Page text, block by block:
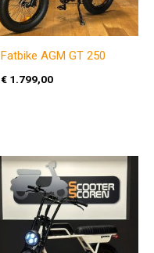
Fatbike AGM GT 250
€ 1.799,00